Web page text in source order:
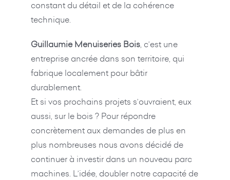
constant du détail et de la cohérence
technique.
Guillaumie Menuiseries Bois, c’est une
entreprise ancrée dans son territoire, qui
fabrique localement pour bâtir
durablement.
Et si vos prochains projets s’ouvraient, eux
aussi, sur le bois ? Pour répondre
concrètement aux demandes de plus en
plus nombreuses nous avons décidé de
continuer à investir dans un nouveau parc
machines. L’idée, doubler notre capacité de